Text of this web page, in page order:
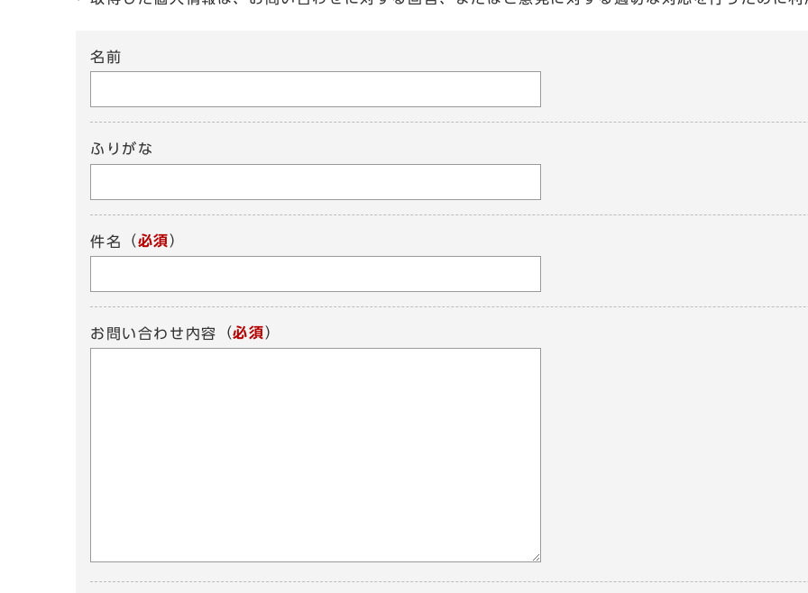
名前
ふりがな
件名 （必須）
お問い合わせ内容 （必須）